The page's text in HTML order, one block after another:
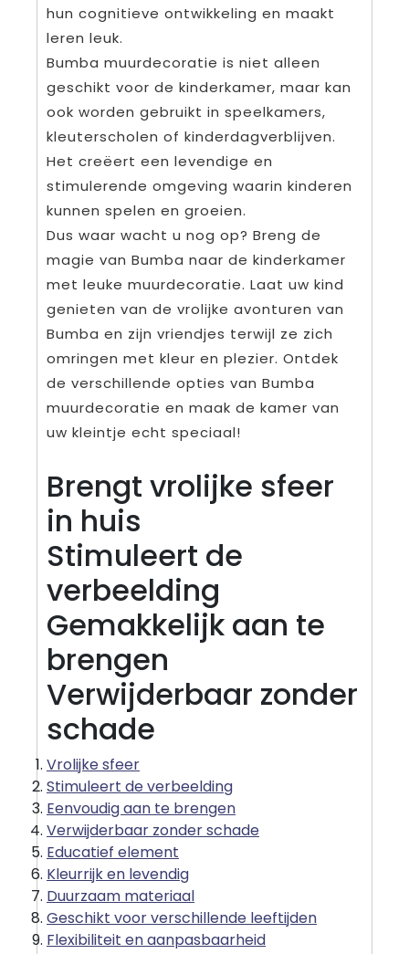
hun cognitieve ontwikkeling en maakt
leren leuk.
Bumba muurdecoratie is niet alleen
geschikt voor de kinderkamer, maar kan
ook worden gebruikt in speelkamers,
kleuterscholen of kinderdagverblijven.
Het creëert een levendige en
stimulerende omgeving waarin kinderen
kunnen spelen en groeien.
Dus waar wacht u nog op? Breng de
magie van Bumba naar de kinderkamer
met leuke muurdecoratie. Laat uw kind
genieten van de vrolijke avonturen van
Bumba en zijn vriendjes terwijl ze zich
omringen met kleur en plezier. Ontdek
de verschillende opties van Bumba
muurdecoratie en maak de kamer van
uw kleintje echt speciaal!
Brengt vrolijke sfeer
in huis
Stimuleert de
verbeelding
Gemakkelijk aan te
brengen
Verwijderbaar zonder
schade
Vrolijke sfeer
Stimuleert de verbeelding
Eenvoudig aan te brengen
Verwijderbaar zonder schade
Educatief element
Kleurrijk en levendig
Duurzaam materiaal
Geschikt voor verschillende leeftijden
Flexibiliteit en aanpasbaarheid